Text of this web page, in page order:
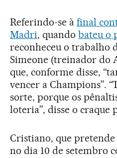
Referindo-se à final
Madri, quando bateu o
reconheceu o trabalho
Simeone (treinador do
que, conforme disse,
vencer a Champions”.
sorte, porque os
loteria”, disse o craque
Cristiano, que
no dia 10 de setembro